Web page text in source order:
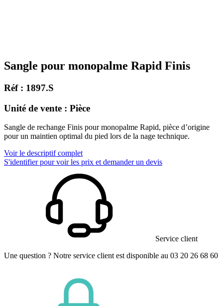
Sangle pour monopalme Rapid Finis
Réf : 1897.S
Unité de vente : Pièce
Sangle de rechange Finis pour monopalme Rapid, pièce d’origine
pour un maintien optimal du pied lors de la nage technique.
Voir le descriptif complet
S'identifier pour voir les prix et demander un devis
Service client
Une question ? Notre service client est disponible au 03 20 26 68 60